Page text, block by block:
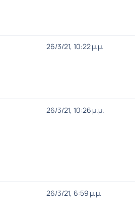
26/3/21, 10:22 μ.μ.
26/3/21, 10:26 μ.μ.
26/3/21, 6:59 μ.μ.